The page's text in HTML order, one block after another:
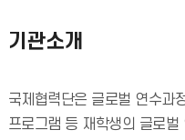
기관소개
국제협력단은 글로벌 연수과
프로그램 등 재학생의 글로